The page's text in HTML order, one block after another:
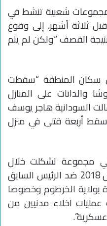
شعبية تنشط في
ثلاثة أشهر، إلى وقوع
القصف “ولكن لم يتم
المنطقة “سقطت
والدانات على المنازل
8 جثث”. وقالت السودانية هاجر يوسف
أربعة قتلى في منزل
مجموعة تشكلت خلال
احتجاجات ديسمبر/كانون الأول 2018 ضد الرئيس السابق
بولاية الخرطوم وخصوصا
اخلاء مدنيين من